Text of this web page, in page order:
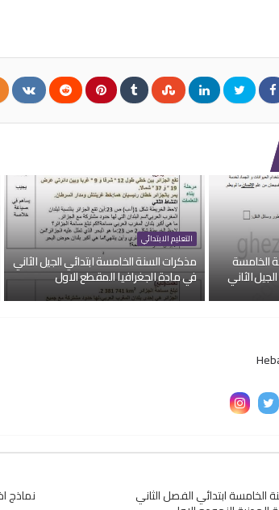
التعليم الابتدائي
مذكرات السنة الخامسة ابتدائي الجيل الثاني
في مادة الجغرافيا المقطع الاول
الخامسة
الثاني
الخامسة ابتدائي الفصل الثاني نماذج